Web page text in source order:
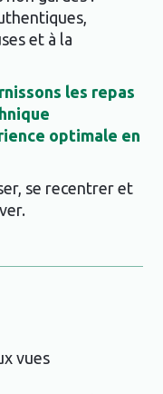
et à la
les repas
optimale en
se recentrer et
vues